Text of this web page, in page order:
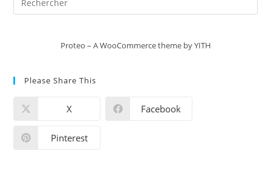
Proteo – A WooCommerce theme by YITH
Please Share This
X Facebook
Pinterest